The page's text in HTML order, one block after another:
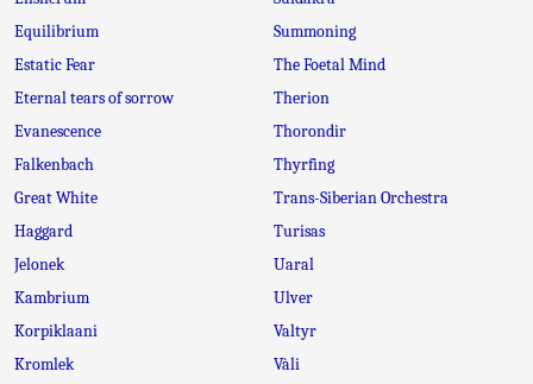
Equilibrium
Estatic Fear
Eternal tears of sorrow
Evanescence
Falkenbach
Great White
Haggard
Jelonek
Kambrium
Korpiklaani
Kromlek
Summoning
The Foetal Mind
Therion
Thorondir
Thyrfing
Trans-Siberian Orchestra
Turisas
Uaral
Ulver
Valtyr
Vàli